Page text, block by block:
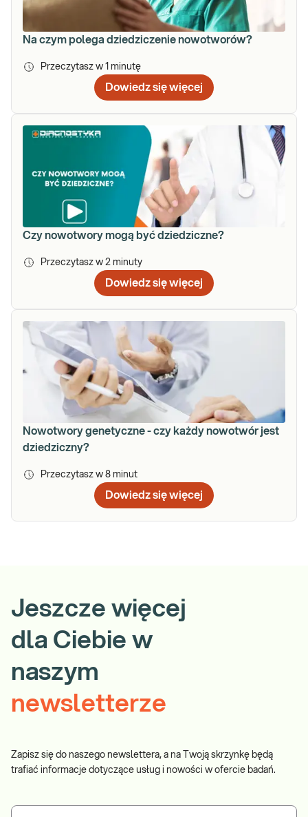
Na czym polega dziedziczenie nowotworów?
Przeczytasz w 1 minutę
Dowiedz się więcej
Czy nowotwory mogą być dziedziczne?
Przeczytasz w 2 minuty
Dowiedz się więcej
Nowotwory genetyczne - czy każdy nowotwór jest
dziedziczny?
Przeczytasz w 8 minut
Dowiedz się więcej
Jeszcze więcej
dla Ciebie w
naszym
newsletterze
Zapisz się do naszego newslettera, a na Twoją skrzynkę będą
trafiać informacje dotyczące usług i nowości w ofercie badań.